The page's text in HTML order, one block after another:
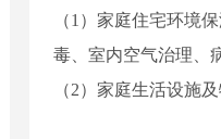
（1）家庭住宅环境
毒、室内空气治理、
（2）家庭生活设施